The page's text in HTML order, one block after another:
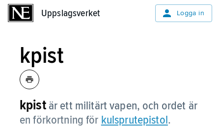
Uppslagsverket Logga in
kpist
kpist är ett militärt vapen, och ordet är
en förkortning för kulsprutepistol.